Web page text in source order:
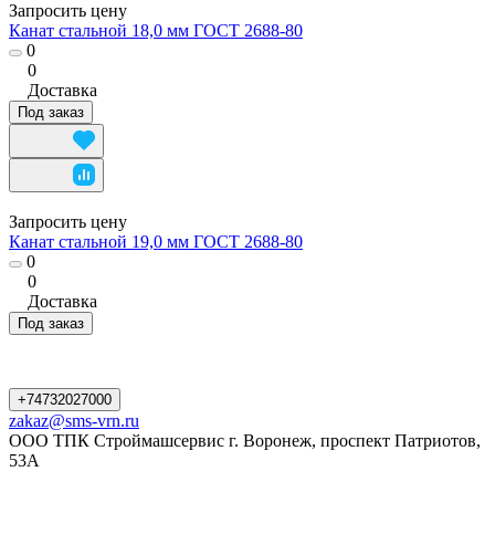
Запросить цену
Канат стальной 18,0 мм ГОСТ 2688-80
0
0
Доставка
Под заказ
Запросить цену
Канат стальной 19,0 мм ГОСТ 2688-80
0
0
Доставка
Под заказ
+74732027000
zakaz@sms-vrn.ru
ООО ТПК Строймашсервис г. Воронеж, проспект Патриотов,
53А